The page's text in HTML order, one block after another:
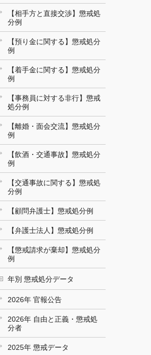
【相手方と直接交渉】懲戒処
分例
【預り金に関する】懲戒処分
例
【着手金に関する】懲戒処分
例
【事務員に対する非行】懲戒
処分例
【離婚・面会交流】懲戒処分
例
【飲酒・交通事故】懲戒処分
例
【交通事故に関する】懲戒処
分例
【顧問弁護士】懲戒処分例
【弁護士法人】懲戒処分例
【懲戒請求が棄却】懲戒処分
例
年別 懲戒処分データ
2026年 官報公告
2026年 自由と正義・懲戒処
分者
2025年 懲戒データ